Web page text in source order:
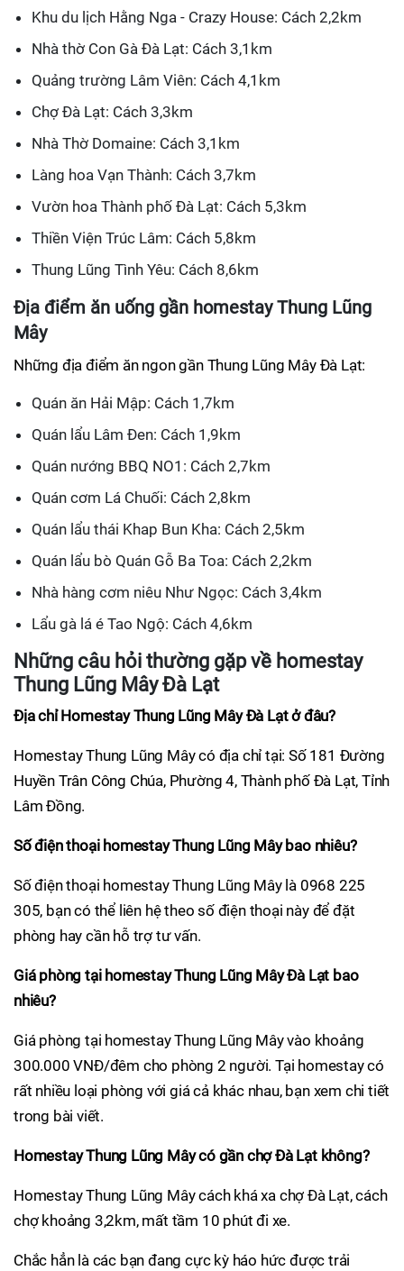
Khu du lịch Hằng Nga - Crazy House: Cách 2,2km
Nhà thờ Con Gà Đà Lạt: Cách 3,1km
Quảng trường Lâm Viên: Cách 4,1km
Chợ Đà Lạt: Cách 3,3km
Nhà Thờ Domaine: Cách 3,1km
Làng hoa Vạn Thành: Cách 3,7km
Vườn hoa Thành phố Đà Lạt: Cách 5,3km
Thiền Viện Trúc Lâm: Cách 5,8km
Thung Lũng Tình Yêu: Cách 8,6km
Địa điểm ăn uống gần homestay Thung Lũng
Mây
Những địa điểm ăn ngon gần Thung Lũng Mây Đà Lạt:
Quán ăn Hải Mập: Cách 1,7km
Quán lẩu Lâm Đen: Cách 1,9km
Quán nướng BBQ NO1: Cách 2,7km
Quán cơm Lá Chuối: Cách 2,8km
Quán lẩu thái Khap Bun Kha: Cách 2,5km
Quán lẩu bò Quán Gỗ Ba Toa: Cách 2,2km
Nhà hàng cơm niêu Như Ngọc: Cách 3,4km
Lẩu gà lá é Tao Ngộ: Cách 4,6km
Những câu hỏi thường gặp về homestay
Thung Lũng Mây Đà Lạt
Địa chỉ Homestay Thung Lũng Mây Đà Lạt ở đâu?
Homestay Thung Lũng Mây có địa chỉ tại: Số 181 Đường
Huyền Trân Công Chúa, Phường 4, Thành phố Đà Lạt, Tỉnh
Lâm Đồng.
Số điện thoại homestay Thung Lũng Mây bao nhiêu?
Số điện thoại homestay Thung Lũng Mây là 0968 225
305, bạn có thể liên hệ theo số điện thoại này để đặt
phòng hay cần hỗ trợ tư vấn.
Giá phòng tại homestay Thung Lũng Mây Đà Lạt bao
nhiêu?
Giá phòng tại homestay Thung Lũng Mây vào khoảng
300.000 VNĐ/đêm cho phòng 2 người. Tại homestay có
rất nhiều loại phòng với giá cả khác nhau, bạn xem chi tiết
trong bài viết.
Homestay Thung Lũng Mây có gần chợ Đà Lạt không?
Homestay Thung Lũng Mây cách khá xa chợ Đà Lạt, cách
chợ khoảng 3,2km, mất tầm 10 phút đi xe.
Chắc hẳn là các bạn đang cực kỳ háo hức được trải